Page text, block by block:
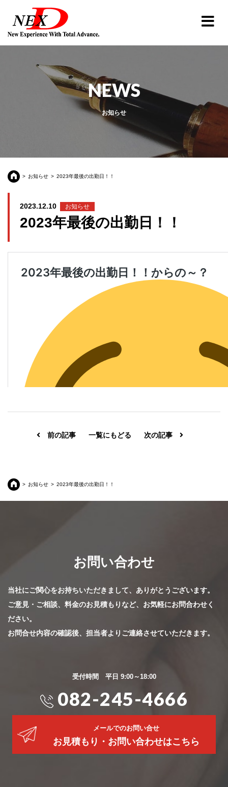
NEWS
お知らせ
お知らせ 2023年最後の出勤日！！
2023.12.10 お知らせ
2023年最後の出勤日！！
前の記事 一覧にもどる 次の記事
お知らせ 2023年最後の出勤日！！
お問い合わせ
当社にご関心をお持ちいただきまして、ありがとうございます。
ご意見・ご相談、料金のお見積もりなど、お気軽にお問合わせく
ださい。
お問合せ内容の確認後、担当者よりご連絡させていただきます。
受付時間 平日 9:00～18:00
082-245-4666
メールでのお問い合せ
お見積もり・お問い合わせはこちら